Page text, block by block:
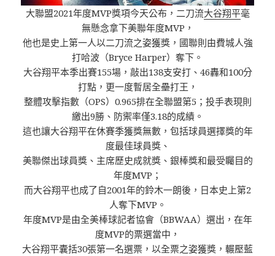
大聯盟2021年度MVP獎項今天公布，二刀流大谷翔平毫
無懸念拿下美聯年度MVP，
他也是史上第一人以二刀流之姿獲獎，國聯則由費城人強
打哈波（Bryce Harper）奪下。
大谷翔平本季出賽155場，敲出138支安打、46轟和100分
打點，更一度暫居全壘打王，
整體攻擊指數（OPS）0.965排在全聯盟第5；投手表現則
繳出9勝、防禦率僅3.18的成績。
這也讓大谷翔平在休賽季獲獎無數，包括球員選擇獎的年
度最佳球員獎、
美聯傑出球員獎、主席歷史成就獎、銀棒獎和最受矚目的
年度MVP；
而大谷翔平也成了自2001年的鈴木一朗後，日本史上第2
人奪下MVP。
年度MVP是由全美棒球記者協會（BBWAA）選出，在年
度MVP的票選當中，
大谷翔平囊括30張第一名選票，以全票之姿獲獎，輾壓藍